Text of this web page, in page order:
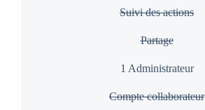
Suivi des actions
Partage
1 Administrateur
Compte collaborateur